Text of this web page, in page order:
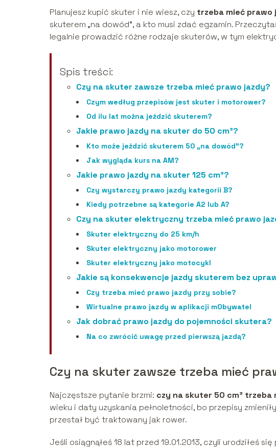
Planujesz kupić skuter i nie wiesz, czy trzeba mieć prawo
skuterem „na dowód”, a kto musi zdać egzamin.
legalnie prowadzić różne rodzaje skuterów, w tym
Spis treści:
Czy na skuter zawsze trzeba mieć prawo jazdy?
Czym według przepisów jest skuter i motorower?
Od ilu lat można jeździć skuterem?
Jakie prawo jazdy na skuter do 50 cm³?
Kto może jeździć skuterem 50 „na dowód”?
Jak wygląda kurs na AM?
Jakie prawo jazdy na skuter 125 cm³?
Czy wystarczy prawo jazdy kategorii B?
Kiedy potrzebne są kategorie A2 lub A?
Czy na skuter elektryczny trzeba mieć prawo
Skuter elektryczny do 25 km/h
Skuter elektryczny jako motorower
Skuter elektryczny jako motocykl
Jakie są konsekwencje jazdy skuterem bez
Czy trzeba mieć prawo jazdy przy sobie?
Wirtualne prawo jazdy w aplikacji mObywatel
Jak dobrać prawo jazdy do pojemności skutera?
Na co zwrócić uwagę przed pierwszą jazdą?
Czy na skuter zawsze trzeba mieć
Najczęstsze pytanie brzmi: czy na skuter 50 cm³ trzeba
wieku i daty uzyskania pełnoletności, bo przepisy
przestał być traktowany jak rower.
Jeśli osiągnąłeś 18 lat przed 19.01.2013, czyli urodziłeś